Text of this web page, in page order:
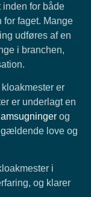
inden for både
faget. Mange
udføres af en
i branchen,
er
er underlagt en
og
gældende love og
i
og klarer